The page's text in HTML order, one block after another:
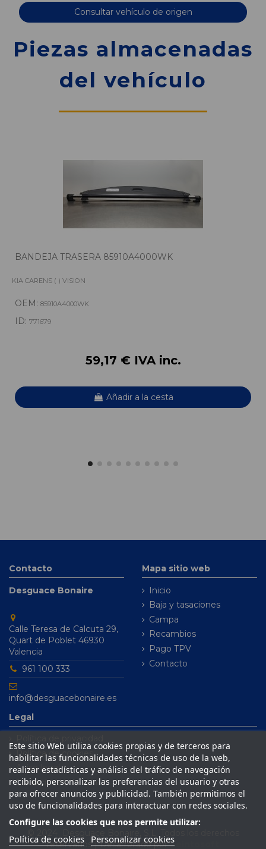
Consultar vehículo de origen
Piezas almacenadas
del vehículo
BANDEJA TRASERA 85910A4000WK
KIA CARENS ( ) VISION
OEM: 85910A4000WK
ID: 771679
59,17 € IVA inc.
Añadir a la cesta
Contacto
Desguace Bonaire
Calle Teresa de Calcuta 29,
Quart de Poblet 46930
Valencia
961 100 333
info@desguacebonaire.es
Mapa sitio web
Inicio
Baja y tasaciones
Campa
Recambios
Pago TPV
Contacto
Legal
Política de cookies
Aviso legal
Condiciones de venta
Este sitio Web utiliza cookies propias y de terceros para
habilitar las funcionalidades técnicas de uso de la web,
realizar estadísticas y análisis del tráfico de navegación
recibido, personalizar las preferencias del usuario y otras
para ofrecer anuncios y publicidad. También permitimos el
uso de funcionalidades para interactuar con redes sociales.
Configure las cookies que nos permite utilizar:
Política de cookies Personalizar cookies
reservados | Desarrollado porSeintosoft